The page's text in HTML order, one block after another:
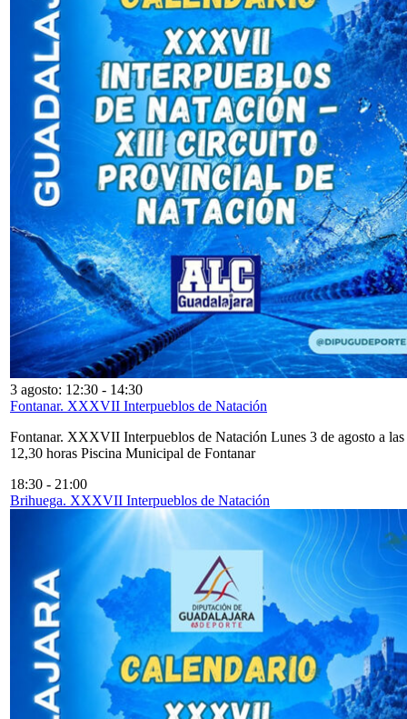
3 agosto: 12:30 - 14:30
Fontanar. XXXVII Interpueblos de Natación
Fontanar. XXXVII Interpueblos de Natación Lunes 3 de agosto a las
12,30 horas Piscina Municipal de Fontanar
18:30 - 21:00
Brihuega. XXXVII Interpueblos de Natación